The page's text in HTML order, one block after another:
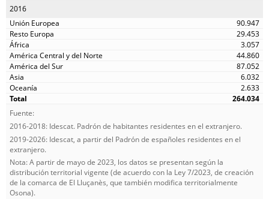
2016
90.947
29.453
3.057
44.860
87.052
6.032
2.633
264.034
Fuente:
2016-2018: Idescat. Padrón de habitantes residentes en el extranjero.
2019-2026: Idescat, a partir del Padrón de españoles residentes en el
extranjero.
Nota: A partir de mayo de 2023, los datos se presentan según la
distribución territorial vigente (de acuerdo con la Ley 7/2023, de creación
de la comarca de El Lluçanès, que también modifica territorialmente
Osona).